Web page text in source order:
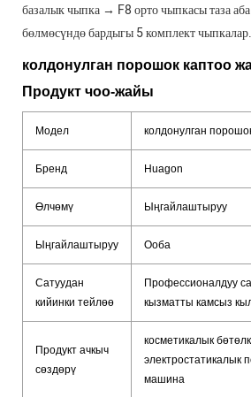
базалык чыпка → F8 орто чыпкасы таза
бөлмөсүндө бардыгы 5 комплект чыпкалар.
колдонулган порошок каптоо
Продукт чоо-жайы
Модел колдонулган
Бренд Huagon
Өлчөмү Ыңгайлаштыруу
Ыңгайлаштыруу Ооба
Сатуудан
кийинки тейлөө
Профессионалдуу
кызматты камсыз
Продукт ачкыч
сөздөрү
косметикалык
электростатикалык
машина